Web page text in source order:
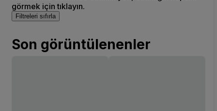
görmek için tıklayın.
Filtreleri sıfırla
Son görüntülenenler